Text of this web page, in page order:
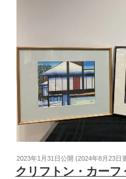
2023年1月31日公開 (2024年8月23日
クリフトン・カーフ